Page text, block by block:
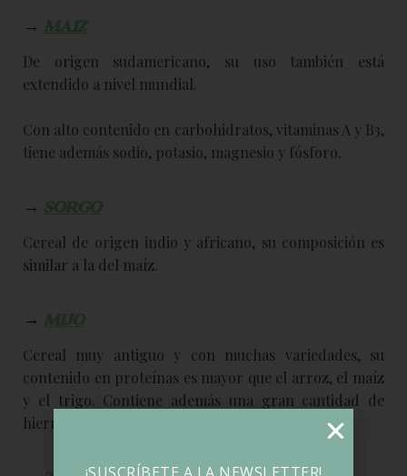
→
De origen sudamericano, su uso también está
extendido a nivel mundial.
Con alto contenido en carbohidratos, vitaminas A y B3,
tiene además sodio, potasio, magnesio y fósforo.
→
Cereal de origen indio y africano, su composición es
similar a la del maíz.
→
Cereal muy antiguo y con muchas variedades, su
contenido en proteínas es mayor que el arroz, el maíz
y el trigo. Contiene además una gran cantidad de
hierro